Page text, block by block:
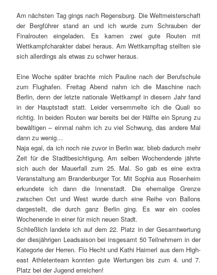
Am nächsten Tag gings nach Regensburg. Die Weltmeisterschaft
der Bergführer stand an und ich wurde zum Schrauben der
Finalrouten eingeladen. Es kamen zwei gute Routen mit
Wettkampfcharakter dabei heraus. Am Wettkampftag stellten sie
sich allerdings als etwas zu schwer heraus.
Eine Woche später brachte mich Pauline nach der Berufschule
zum Flughafen. Freitag Abend nahm ich die Maschine nach
Berlin, denn der letzte nationale Wettkampf in diesem Jahr fand
in der Hauptstadt statt. Leider versemmelte ich die Quali so
richtig. In beiden Routen war bereits bei der Hälfte ein Sprung zu
bewältigen – einmal nahm ich zu viel Schwung, das andere Mal
dann zu wenig…
Naja egal, da ich noch nie zuvor in Berlin war, blieb dadurch mehr
Zeit für die Stadtbesichtigung. Am selben Wochendende jährte
sich auch der Mauerfall zum 25. Mal. So gab es eine extra
Veranstaltung am Brandenburger Tor. Mit Sophia aus Rosenheim
erkundete ich dann die Innenstadt. Die ehemalige Grenze
zwischen Ost und West wurde durch eine Reihe von Ballons
dargestellt, die durch ganz Berlin ging. Es war ein cooles
Wochenende in einer für mich neuen Stadt.
Schließlich landete ich auf dem 22. Platz in der Gesamtwertung
der diesjährigen Leadsaison bei insgesamt 50 Teilnehmern in der
Kategorie der Herren. Flo Hecht und Kathi Haimerl aus dem High-
east Athletenteam konnten gute Wertungen bis zum 4. und 7.
Platz bei der Jugend erreichen!